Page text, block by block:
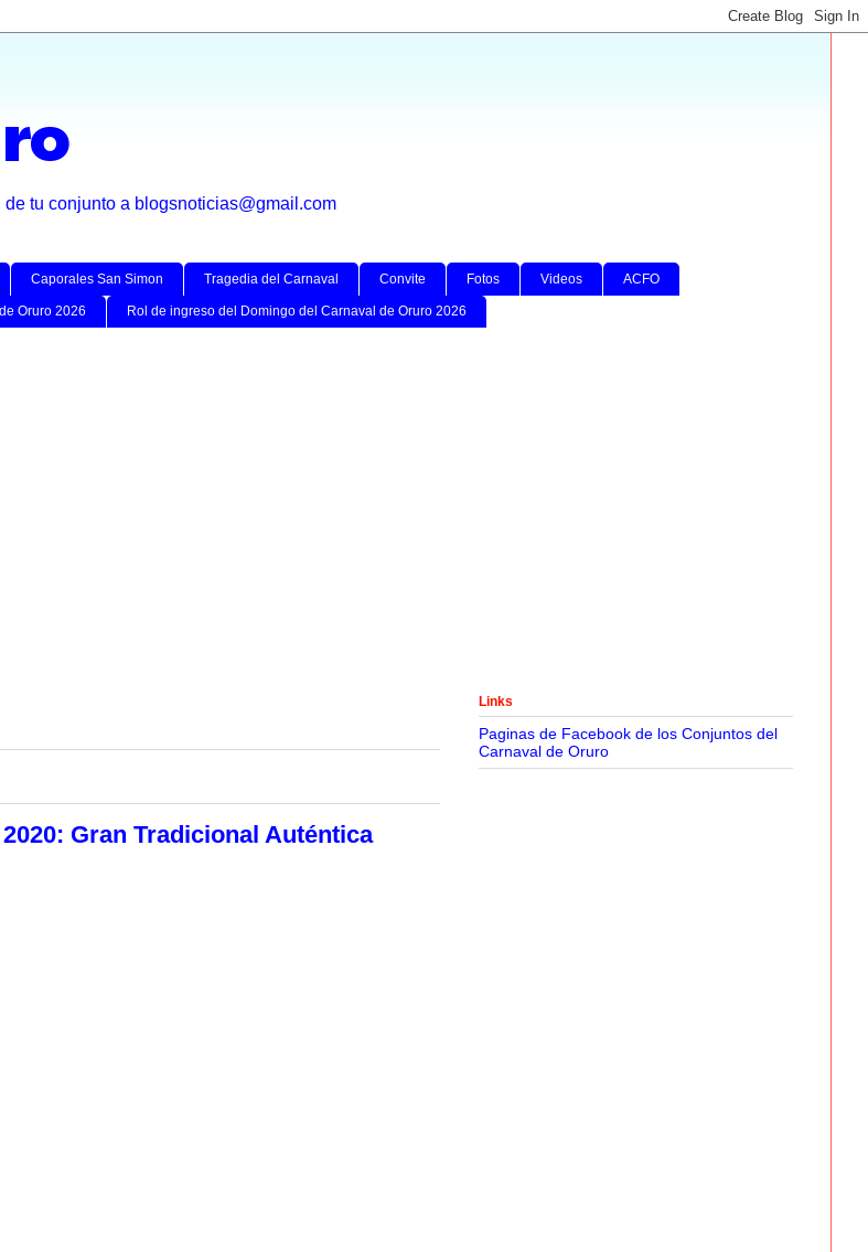
tu conjunto a blogsnoticias@gmail.com
Caporales San Simon Tragedia del Carnaval Convite Fotos Videos ACFO
Oruro 2026 Rol de ingreso del Domingo del Carnaval de Oruro 2026
Gran Tradicional Auténtica
Links
Paginas de Facebook de los Conjuntos del
Carnaval de Oruro